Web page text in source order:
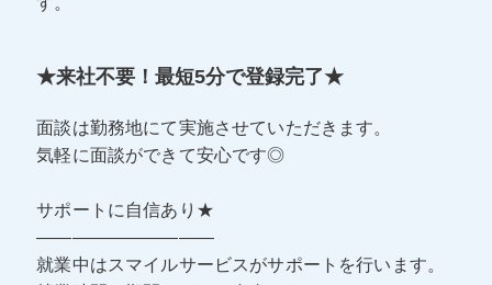
★来社不要！最短5分で登録完了★
面談は勤務地にて実施させていただきます。
気軽に面談ができて安心です◎
サポートに自信あり★
――――――――――
就業中はスマイルサービスがサポートを行います。